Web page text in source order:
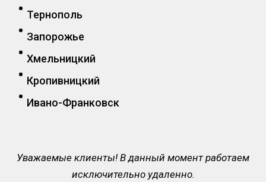
Тернополь
Запорожье
Хмельницкий
Кропивницкий
Ивано-Франковск
Уважаемые клиенты! В данный момент работаем
исключительно удаленно.